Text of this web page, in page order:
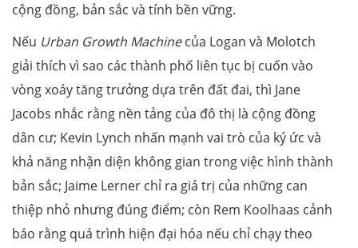
cộng đồng, bản sắc và tính bền vững.
Nếu Urban Growth Machinecủa Logan và Molotch
giải thích vì sao các thành phố liên tục bị cuốn vào
vòng xoáy tăng trưởng dựa trên đất đai, thì Jane
Jacobs nhắc rằng nền tảng của đô thị là cộng đồng
dân cư; Kevin Lynch nhấn mạnh vai trò của ký ức và
khả năng nhận diện không gian trong việc hình thành
bản sắc; Jaime Lerner chỉ ra giá trị của những can
thiệp nhỏ nhưng đúng điểm; còn Rem Koolhaas cảnh
báo rằng quá trình hiện đại hóa nếu chỉ chạy theo